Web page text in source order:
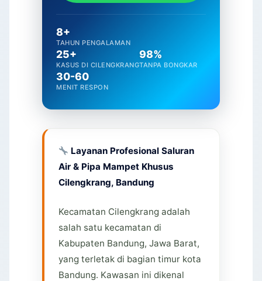
8+
TAHUN PENGALAMAN
25+
KASUS DI CILENGKRANG
98%
TANPA BONGKAR
30-60
MENIT RESPON
Layanan Profesional Saluran
Air & Pipa Mampet Khusus
Cilengkrang, Bandung
Kecamatan Cilengkrang adalah
salah satu kecamatan di
Kabupaten Bandung, Jawa Barat,
yang terletak di bagian timur kota
Bandung. Kawasan ini dikenal